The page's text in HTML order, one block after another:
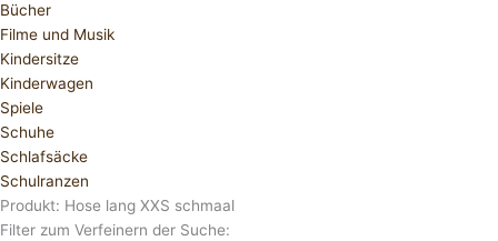
Bücher
Filme und Musik
Kindersitze
Kinderwagen
Spiele
Schuhe
Schlafsäcke
Schulranzen
Produkt: Hose lang XXS schmaal
Filter zum Verfeinern der Suche: